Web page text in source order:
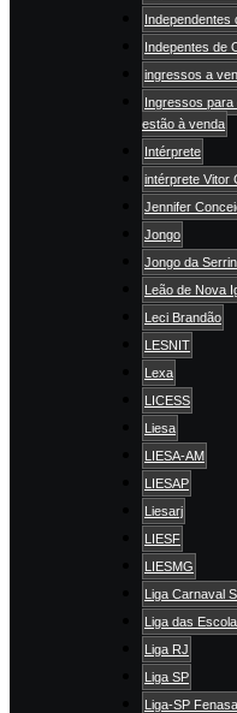
Independentes
Indepentes de
ingressos a
Ingressos para
estão à venda
Intérprete
intérprete Vitor
Jennifer
Jongo
Jongo da
Leão de Nova
Leci Brandão
LESNIT
Lexa
LICESS
Liesa
LIESA-AM
LIESAP
Liesarj
LIESF
LIESMG
Liga Carnaval
Liga das
Liga RJ
Liga SP
Liga-SP